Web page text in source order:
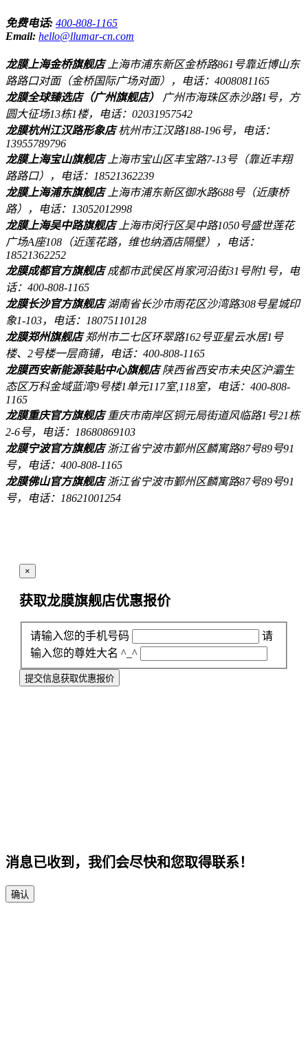
免费电话: 400-808-1165
Email: hello@llumar-cn.com
龙膜上海金桥旗舰店上海市浦东新区金桥路861号靠近博山东
路路口对面（金桥国际广场对面），电话：4008081165
龙膜全球臻选店（广州旗舰店） 广州市海珠区赤沙路1号，方
圆大征场13栋1楼，电话：02031957542
龙膜杭州江汉路形象店杭州市江汉路188-196号，电话：
13955789796
龙膜上海宝山旗舰店上海市宝山区丰宝路7-13号（靠近丰翔
路路口），电话：18521362239
龙膜上海浦东旗舰店上海市浦东新区御水路688号（近康桥
路），电话：13052012998
龙膜上海吴中路旗舰店上海市闵行区吴中路1050号盛世莲花
广场A座108（近莲花路，维也纳酒店隔壁），电话：
18521362252
龙膜成都官方旗舰店成都市武侯区肖家河沿街31号附1号，电
话：400-808-1165
龙膜长沙官方旗舰店湖南省长沙市雨花区沙湾路308号星城印
象1-103，电话：18075110128
龙膜郑州旗舰店郑州市二七区环翠路162号亚星云水居1号
楼、2号楼一层商铺，电话：400-808-1165
龙膜西安新能源装贴中心旗舰店陕西省西安市未央区沪灞生
态区万科金域蓝湾9号楼1单元117室,118室，电话：400-808-
1165
龙膜重庆官方旗舰店重庆市南岸区铜元局街道风临路1号21栋
2-6号，电话：18680869103
龙膜宁波官方旗舰店浙江省宁波市鄞州区麟寓路87号89号91
号，电话：400-808-1165
龙膜佛山官方旗舰店浙江省宁波市鄞州区麟寓路87号89号91
号，电话：18621001254
×
获取龙膜旗舰店优惠报价
请输入您的手机号码
请
输入您的尊姓大名 ^_^
提交信息获取优惠报价
消息已收到，我们会尽快和您取得联系！
确认